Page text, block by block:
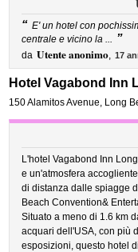
“ E' un hotel con
centrale e vicino la ... ”
da Utente anonimo, 17
Hotel Vagabond Inn
150 Alamitos Avenue, Long
L'hotel Vagabond Inn
e un'atmosfera
di distanza dalle spiagge
Beach Convention&
Situato a meno di 1.6 km
acquari dell'USA, con più
esposizioni, questo hotel